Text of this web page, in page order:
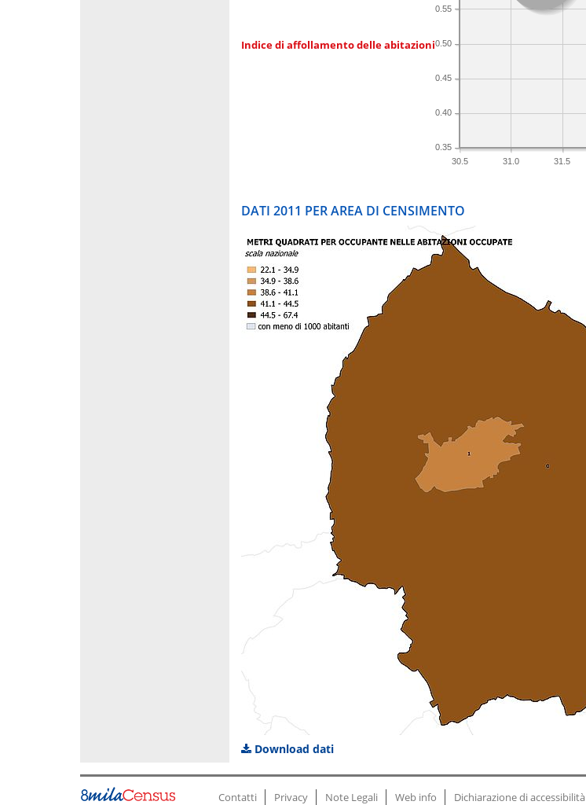
Indice di affollamento delle abitazioni
30.5 31.0 31.5
0.35
0.40
0.45
0.50
0.55
DATI 2011 PER AREA DI CENSIMENTO
Download dati
Contatti Privacy Note Legali Web info Dichiarazione di accessibilità